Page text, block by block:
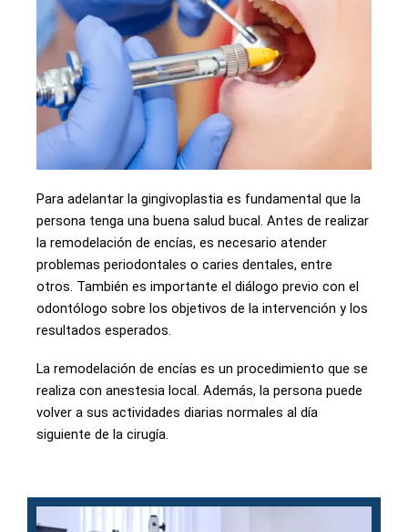
Para adelantar la gingivoplastia es fundamental que la
persona tenga una buena salud bucal. Antes de realizar
la remodelación de encías, es necesario atender
problemas periodontales o caries dentales, entre
otros. También es importante el diálogo previo con el
odontólogo sobre los objetivos de la intervención y los
resultados esperados.
La remodelación de encías es un procedimiento que se
realiza con anestesia local. Además, la persona puede
volver a sus actividades diarias normales al día
siguiente de la cirugía.